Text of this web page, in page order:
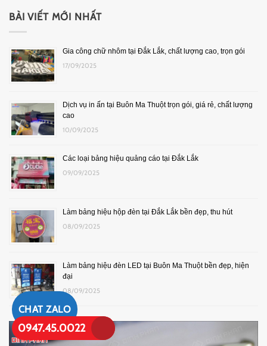
BÀI VIẾT MỚI NHẤT
Gia công chữ nhôm tại Đắk Lắk, chất lượng cao, trọn gói
17/09/2025
Dịch vụ in ấn tại Buôn Ma Thuột trọn gói, giá rẻ, chất lượng
cao
10/09/2025
Các loại bảng hiệu quảng cáo tại Đắk Lắk
09/09/2025
Làm bảng hiệu hộp đèn tại Đắk Lắk bền đẹp, thu hút
08/09/2025
Làm bảng hiệu đèn LED tại Buôn Ma Thuột bền đẹp, hiện
đại
08/09/2025
CHAT ZALO
0947.45.0022